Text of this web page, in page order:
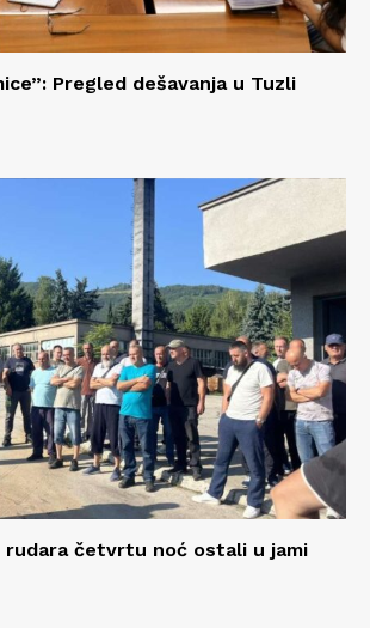
Pregled dešavanja u Tuzli
rudara četvrtu noć ostali u jami